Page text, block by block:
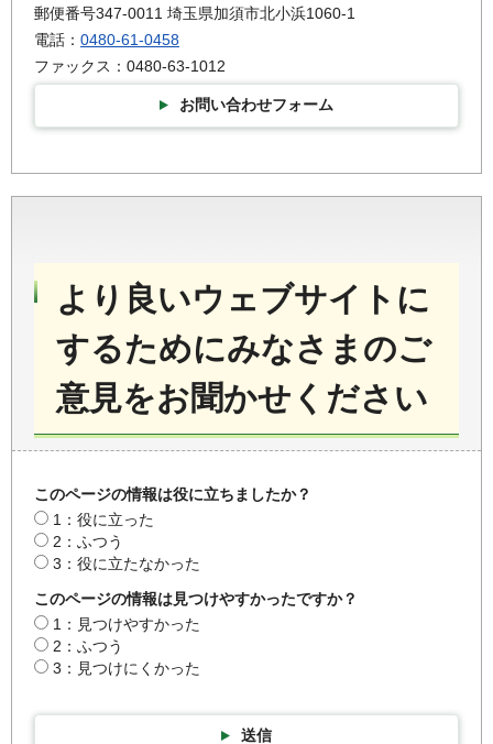
郵便番号347-0011 埼玉県加須市北小浜1060-1
電話： 0480-61-0458
ファックス：0480-63-1012
お問い合わせフォーム
より良いウェブサイトに
するためにみなさまのご
意見をお聞かせください
このページの情報は役に立ちましたか？
1：役に立った
2：ふつう
3：役に立たなかった
このページの情報は見つけやすかったですか？
1：見つけやすかった
2：ふつう
3：見つけにくかった
送信